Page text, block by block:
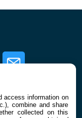
RSS Newsletter
access information on
combine and share
collected on this